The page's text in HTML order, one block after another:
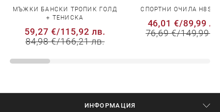
МЪЖКИ БАНСКИ ТРОПИК ГОЛД
+ ТЕНИСКА
59,27 €/115,92 лв.
84,98 €/166,21 лв.
СПОРТНИ ОЧИЛА H8S
46,01 €/89,99
76,69 €/149,99
ИНФОРМАЦИЯ